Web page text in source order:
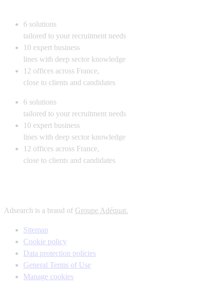
6 solutions
tailored to your recruitment needs
10 expert business
lines with deep sector knowledge
12 offices across France,
close to clients and candidates
6 solutions
tailored to your recruitment needs
10 expert business
lines with deep sector knowledge
12 offices across France,
close to clients and candidates
Adsearch is a brand of Groupe Adéquat.
Sitemap
Cookie policy
Data protection policies
General Terms of Use
Manage cookies